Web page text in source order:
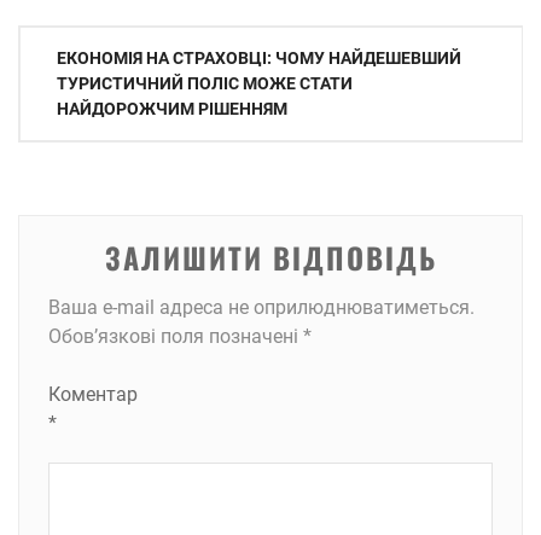
Навігація
записів
ЕКОНОМІЯ НА СТРАХОВЦІ: ЧОМУ НАЙДЕШЕВШИЙ
ТУРИСТИЧНИЙ ПОЛІС МОЖЕ СТАТИ
НАЙДОРОЖЧИМ РІШЕННЯМ
ЗАЛИШИТИ ВІДПОВІДЬ
Ваша e-mail адреса не оприлюднюватиметься.
Обов’язкові поля позначені *
Коментар
*